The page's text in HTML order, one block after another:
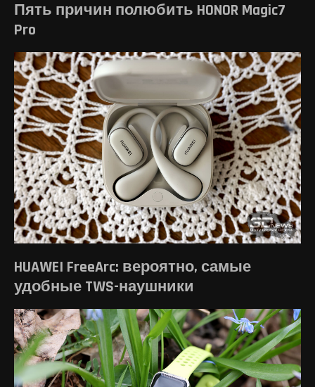
Пять причин полюбить HONOR Magic7
Pro
HUAWEI FreeArc: вероятно, самые
удобные TWS-наушники